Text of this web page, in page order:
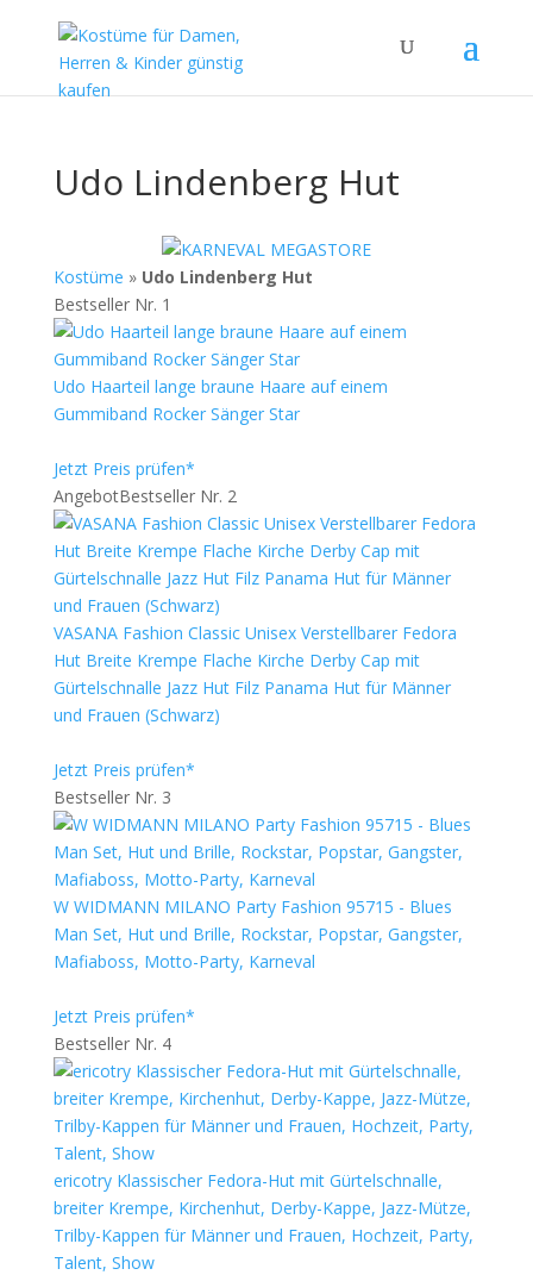
Udo Lindenberg Hut
Kostüme » Udo Lindenberg Hut
Bestseller Nr. 1
Udo Haarteil lange braune Haare auf einem
Gummiband Rocker Sänger Star
Jetzt Preis prüfen*
AngebotBestseller Nr. 2
VASANA Fashion Classic Unisex Verstellbarer Fedora
Hut Breite Krempe Flache Kirche Derby Cap mit
Gürtelschnalle Jazz Hut Filz Panama Hut für Männer
und Frauen (Schwarz)
Jetzt Preis prüfen*
Bestseller Nr. 3
W WIDMANN MILANO Party Fashion 95715 - Blues
Man Set, Hut und Brille, Rockstar, Popstar, Gangster,
Mafiaboss, Motto-Party, Karneval
Jetzt Preis prüfen*
Bestseller Nr. 4
ericotry Klassischer Fedora-Hut mit Gürtelschnalle,
breiter Krempe, Kirchenhut, Derby-Kappe, Jazz-Mütze,
Trilby-Kappen für Männer und Frauen, Hochzeit, Party,
Talent, Show